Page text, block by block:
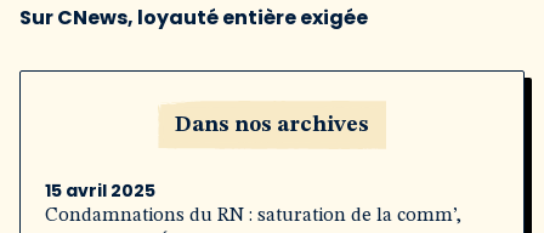
Sur CNews, loyauté entière exigée
Dans nos archives
15 avril 2025
Condamnations du RN : saturation de la comm’,